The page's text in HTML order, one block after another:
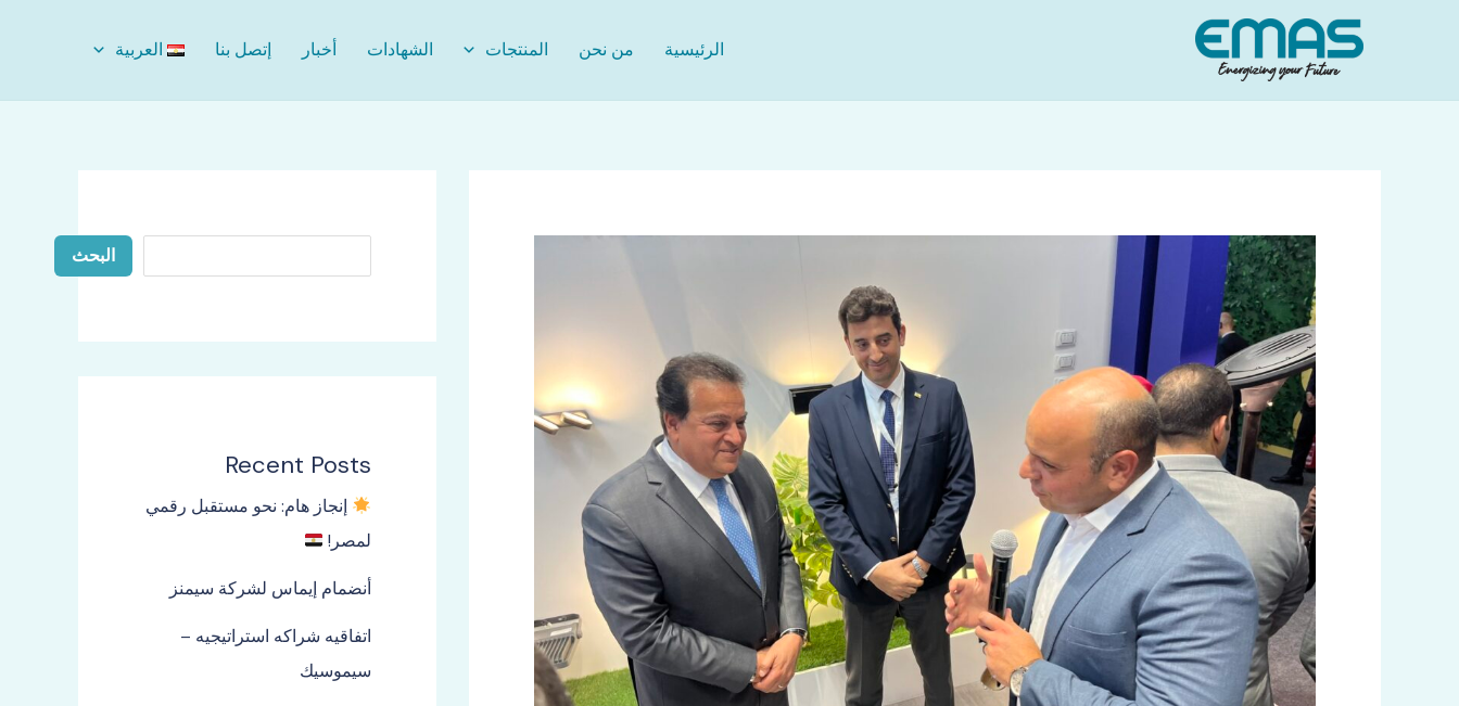
الرئيسية من نحن المنتجات الشهادات أخبار إتصل بنا العربية
ل
البحث
Recent Posts
إنجاز هام: نحو مستقبل رقمي
لمصر!
أنضمام إيماس لشركة سيمنز
اتفاقيه شراكه استراتيجيه –
سيموسيك